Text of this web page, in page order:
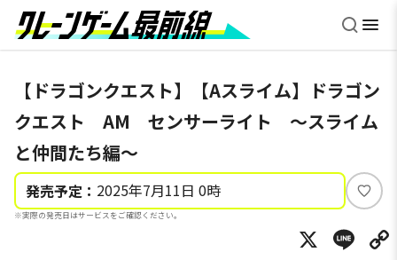
【ドラゴンクエスト】【Aスライム】ドラゴン
クエスト AM センサーライト ～スライム
と仲間たち編～
発売予定： 2025年7月11日 0時
※実際の発売日はサービスをご確認ください。
い
ね
X